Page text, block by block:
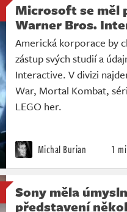
Microsoft se měl
Warner Bros.
Americká korporace by
zástup svých studií a
Interactive. V divizi
War, Mortal Kombat,
LEGO her.
Michal Burian 1
Sony měla
představení